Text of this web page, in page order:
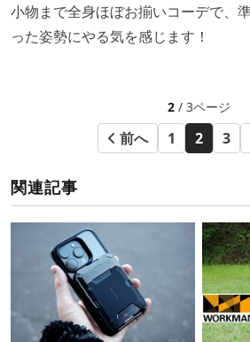
小物まで全身ほぼお揃いコーデで、
った姿勢にやる気を感じます！
2/ 3ページ
前へ 1 2 3
関連記事